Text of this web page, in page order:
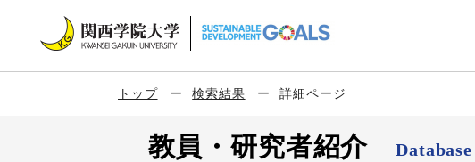
トップ 検索結果 詳細ページ
教員・研究者紹介